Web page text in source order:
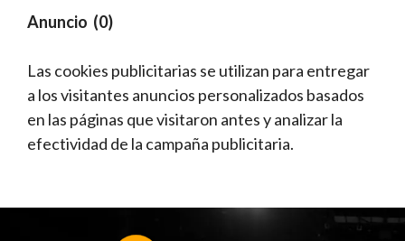
Anuncio (0)
Las cookies publicitarias se utilizan para entregar
a los visitantes anuncios personalizados basados ​​
en las páginas que visitaron antes y analizar la
efectividad de la campaña publicitaria.